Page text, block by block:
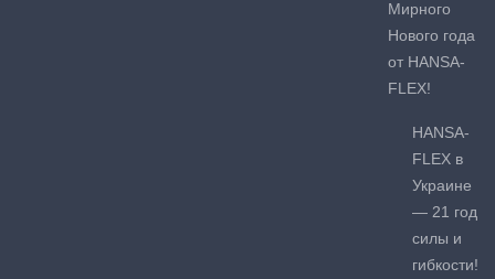
Мирного
Нового года
от HANSA-
FLEX!
HANSA-
FLEX в
Украине
— 21 год
силы и
гибкости!